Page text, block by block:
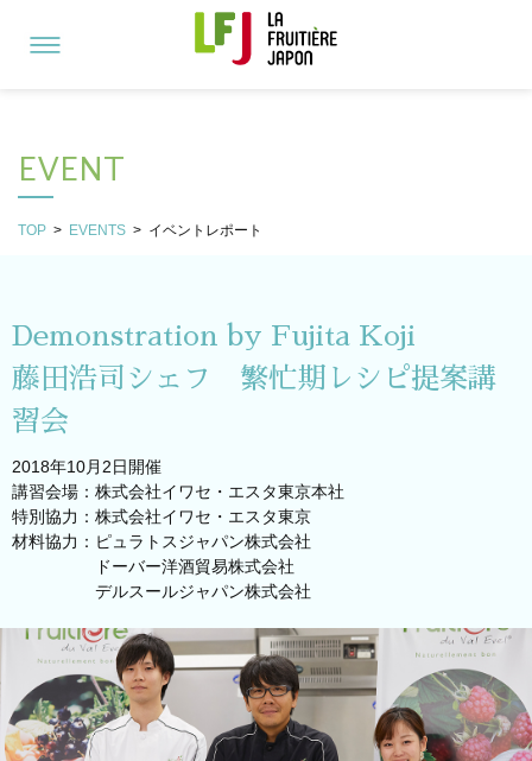
EVENT
TOP > EVENTS > イベントレポート
Demonstration by Fujita Koji
藤田浩司シェフ 繁忙期レシピ提案講
習会
2018年10月2日開催
講習会場：株式会社イワセ・エスタ東京本社
特別協力：株式会社イワセ・エスタ東京
材料協力：ピュラトスジャパン株式会社
ドーバー洋酒貿易株式会社
デルスールジャパン株式会社